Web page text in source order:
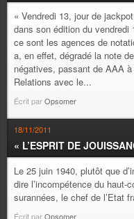
« Vendredi 13, jour de
dans son édition du
ce sont les agences de
a, en effet, dégradé la note
négatives, passant de AAA
Relations avec le...
Écrit parOpsomer
18/11/2011
« L’ESPRIT DE
Le 25 juin 1940, plutôt que
dire l’incompétence du
surannées, le chef de l’Etat
Écrit parOpsomer